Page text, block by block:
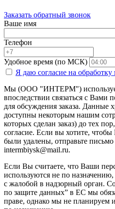
Заказать обратный звонок
Ваше имя
Телефон
Удобное время (по МСК)
Я даю согласие на
Мы (ООО "ИНТЕРМ")
впоследствии связаться с Вами
для обсуждения заказа. Данные
доступны некоторым нашим
которых сделан заказ) до тех
согласие. Если вы хотите,
были удалены, отправьте письмо
intermbiysk@mail.ru.
Если Вы считаете, что Ваши
используются не по
с жалобой в надзорный орган.
по защите данных” в ЕС мы
праве, однако мы не планируем